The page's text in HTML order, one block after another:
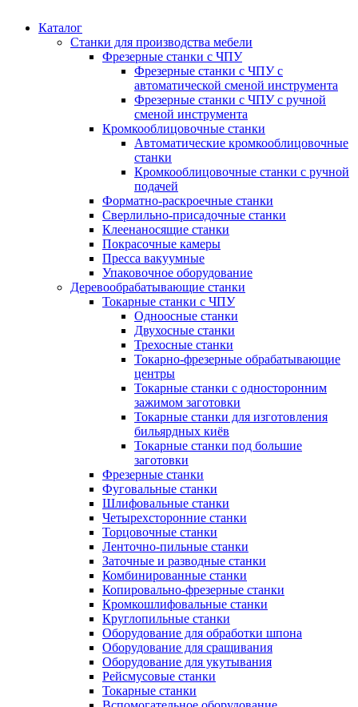
Каталог
Станки для производства мебели
Фрезерные станки с ЧПУ
Фрезерные станки с ЧПУ с
автоматической сменой инструмента
Фрезерные станки с ЧПУ с ручной
сменой инструмента
Кромкооблицовочные станки
Автоматические кромкооблицовочные
станки
Кромкооблицовочные станки с ручной
подачей
Форматно-раскроечные станки
Сверлильно-присадочные станки
Клеенаносящие станки
Покрасочные камеры
Пресса вакуумные
Упаковочное оборудование
Деревообрабатывающие станки
Токарные станки с ЧПУ
Одноосные станки
Двухосные станки
Трехосные станки
Токарно-фрезерные обрабатывающие
центры
Токарные станки с односторонним
зажимом заготовки
Токарные станки для изготовления
бильярдных киёв
Токарные станки под большие
заготовки
Фрезерные станки
Фуговальные станки
Шлифовальные станки
Четырехсторонние станки
Торцовочные станки
Ленточно-пильные станки
Заточные и разводные станки
Комбинированные станки
Копировально-фрезерные станки
Кромкошлифовальные станки
Круглопильные станки
Оборудование для обработки шпона
Оборудование для сращивания
Оборудование для укутывания
Рейсмусовые станки
Токарные станки